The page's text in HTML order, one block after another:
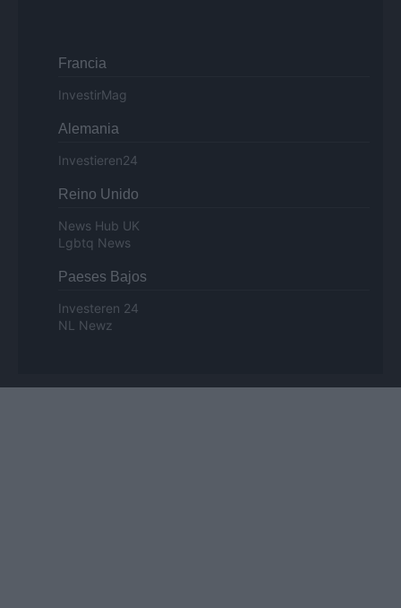
Francia
InvestirMag
Alemania
Investieren24
Reino Unido
News Hub UK
Lgbtq News
Paeses Bajos
Investeren 24
NL Newz